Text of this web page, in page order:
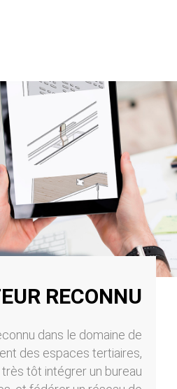
RECONNU
dans le domaine de
des espaces tertiaires,
très tôt intégrer un bureau